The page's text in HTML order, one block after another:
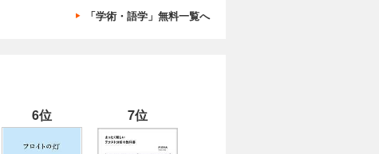
「学術・語学」無料一覧へ
6位 7位